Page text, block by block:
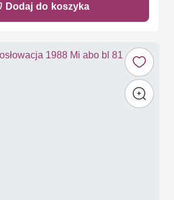
Dodaj do koszyka